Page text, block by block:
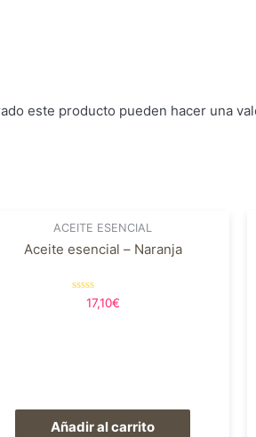
este producto pueden hacer una
ACEITE ESENCIAL
Aceite esencial – Naranja
Valorado
17,10€
Añadir al carrito